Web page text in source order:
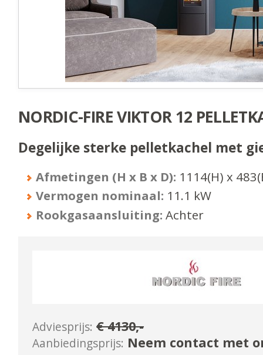
NORDIC-FIRE VIKTOR 12
Degelijke sterke pelletkachel met
Afmetingen (H x B x D): 1114(H) x 483
Vermogen nominaal: 11.1 kW
Rookgasaansluiting: Achter
Adviesprijs: €4130,-
Aanbiedingsprijs: Neem contact met